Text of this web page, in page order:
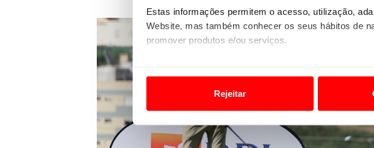
Estas informações permitem o acesso, utilização,
Website, mas também conhecer os seus hábitos de
promover produtos e/ou serviços.
Usamos cookies para melhorar a sua experiência
funcionalidades de redes sociais, bem como para
Rejeitar